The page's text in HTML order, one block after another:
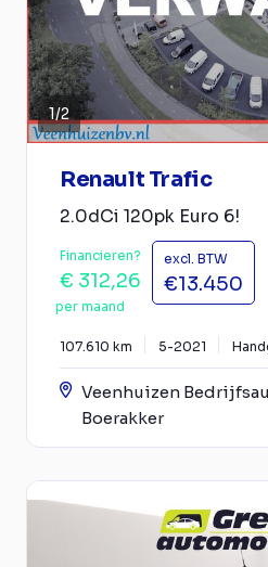
1/2
Renault Trafic
2.0dCi 120pk Euro 6!
Financieren?
€ 312,26
per maand
excl. BTW
€13.450
107.610 km 5-2021
Veenhuizen
Boerakker